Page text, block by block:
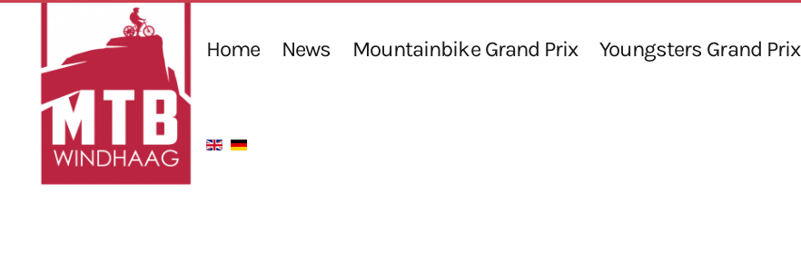
Home News Mountainbike Grand Prix Youngsters Grand Prix